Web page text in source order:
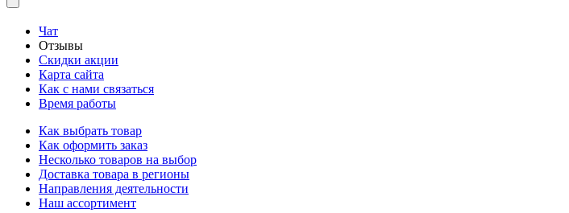
Чат
Отзывы
Скидки акции
Карта сайта
Как с нами связаться
Время работы
Как выбрать товар
Как оформить заказ
Несколько товаров на выбор
Доставка товара в регионы
Направления деятельности
Наш ассортимент